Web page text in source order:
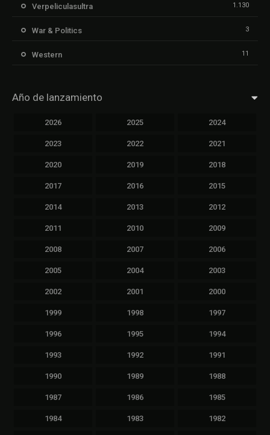
Verpeliculasultra 1.130
War & Politics 3
Western 11
Año de lanzamiento
2026 2025 2024
2023 2022 2021
2020 2019 2018
2017 2016 2015
2014 2013 2012
2011 2010 2009
2008 2007 2006
2005 2004 2003
2002 2001 2000
1999 1998 1997
1996 1995 1994
1993 1992 1991
1990 1989 1988
1987 1986 1985
1984 1983 1982